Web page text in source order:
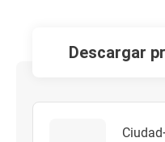
descargar